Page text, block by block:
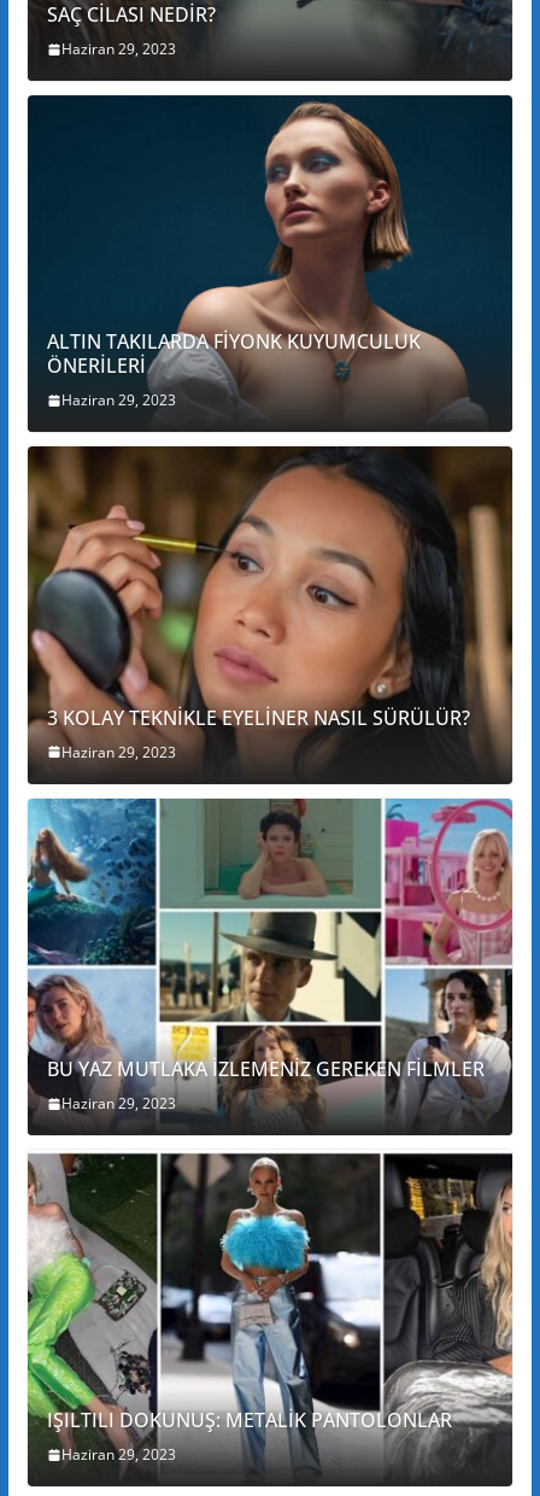
SAÇ CİLASI NEDİR?
Haziran 29, 2023
ALTIN TAKILARDA FİYONK KUYUMCULUK
ÖNERİLERİ
Haziran 29, 2023
3 KOLAY TEKNİKLE EYELİNER NASIL SÜRÜLÜR?
Haziran 29, 2023
BU YAZ MUTLAKA İZLEMENİZ GEREKEN FİLMLER
Haziran 29, 2023
IŞILTILI DOKUNUŞ: METALİK PANTOLONLAR
Haziran 29, 2023